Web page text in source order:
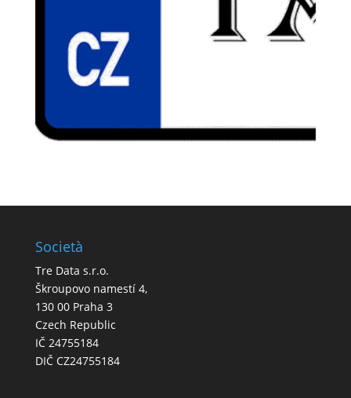
Società
Tre Data s.r.o.
Škroupovo namestí 4,
130 00 Praha 3
Czech Republic
IČ 24755184
DIČ CZ24755184